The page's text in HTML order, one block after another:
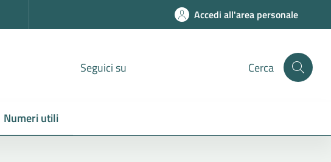
Accedi all'area personale
Seguici su Cerca
Numeri utili